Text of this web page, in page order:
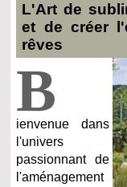
L'Art de
et de créer
rêves
B
ienvenue dans
l'univers
passionnant de
l'aménagement